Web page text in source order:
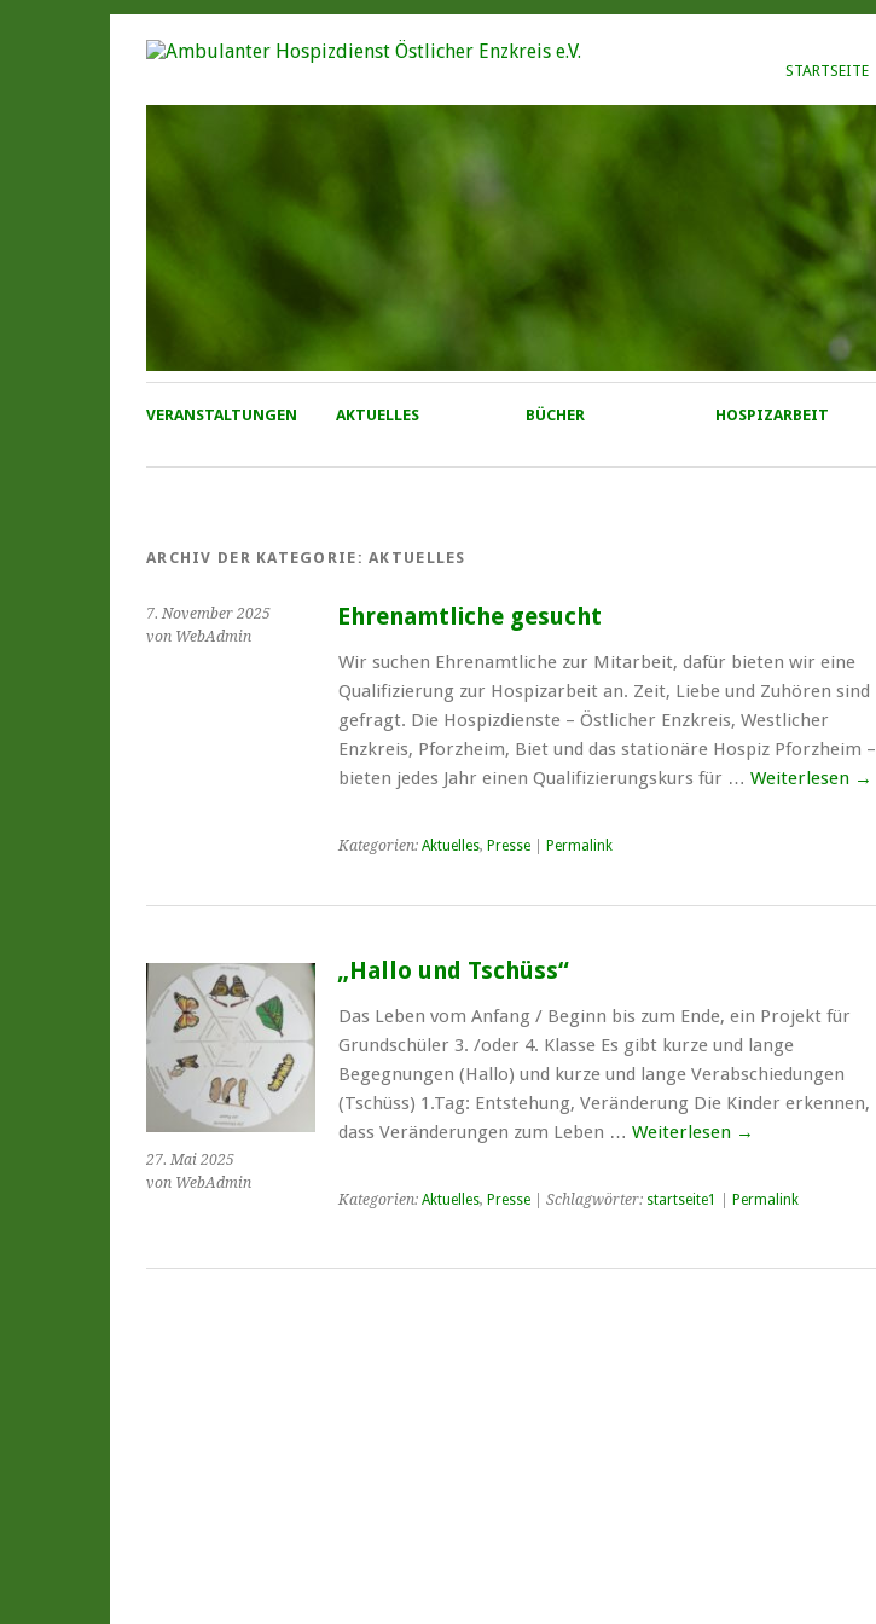
STARTSEITE
VERANSTALTUNGEN AKTUELLES BÜCHER HOSPIZARBEIT
ARCHIV DER KATEGORIE:AKTUELLES
7. November 2025
von WebAdmin
Ehrenamtliche gesucht
Wir suchen Ehrenamtliche zur Mitarbeit, dafür bieten wir eine
Qualifizierung zur Hospizarbeit an. Zeit, Liebe und Zuhören sind
gefragt. Die Hospizdienste – Östlicher Enzkreis, Westlicher
Enzkreis, Pforzheim, Biet und das stationäre Hospiz Pforzheim –
bieten jedes Jahr einen Qualifizierungskurs für … Weiterlesen →
Kategorien: Aktuelles, Presse| Permalink
27. Mai 2025
von WebAdmin
„Hallo und Tschüss“
Das Leben vom Anfang / Beginn bis zum Ende, ein Projekt für
Grundschüler 3. /oder 4. Klasse Es gibt kurze und lange
Begegnungen (Hallo) und kurze und lange Verabschiedungen
(Tschüss) 1.Tag: Entstehung, Veränderung Die Kinder erkennen,
dass Veränderungen zum Leben … Weiterlesen →
Kategorien: Aktuelles, Presse| Schlagwörter: startseite1 Permalink